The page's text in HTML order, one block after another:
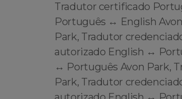
Tradutor certificado
Português ↔️ English
Park, Tradutor
autorizado English ↔️
↔️ Português Avon Park,
Park, Tradutor